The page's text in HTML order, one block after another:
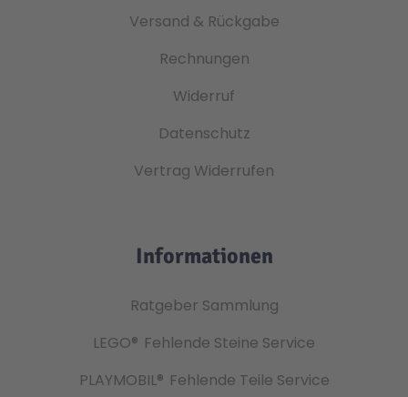
Versand & Rückgabe
Rechnungen
Widerruf
Datenschutz
Vertrag Widerrufen
Informationen
Ratgeber Sammlung
LEGO® Fehlende Steine Service
PLAYMOBIL® Fehlende Teile Service